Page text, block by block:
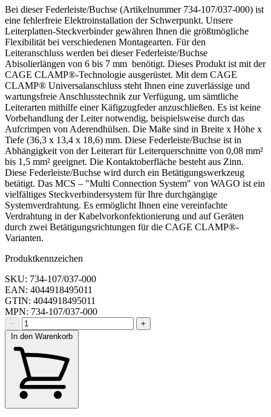
Bei dieser Federleiste/Buchse (Artikelnummer 734-107/037-000) ist
eine fehlerfreie Elektroinstallation der Schwerpunkt. Unsere
Leiterplatten-Steckverbinder gewähren Ihnen die größtmögliche
Flexibilität bei verschiedenen Montagearten. Für den
Leiteranschluss werden bei dieser Federleiste/Buchse
Abisolierlängen von 6 bis 7 mm benötigt. Dieses Produkt ist mit der
CAGE CLAMP®-Technologie ausgerüstet. Mit dem CAGE
CLAMP® Universalanschluss steht Ihnen eine zuverlässige und
wartungsfreie Anschlusstechnik zur Verfügung, um sämtliche
Leiterarten mithilfe einer Käfigzugfeder anzuschließen. Es ist keine
Vorbehandlung der Leiter notwendig, beispielsweise durch das
Aufcrimpen von Aderendhülsen. Die Maße sind in Breite x Höhe x
Tiefe (36,3 x 13,4 x 18,6) mm. Diese Federleiste/Buchse ist in
Abhängigkeit von der Leiterart für Leiterquerschnitte von 0,08 mm²
bis 1,5 mm² geeignet. Die Kontaktoberfläche besteht aus Zinn.
Diese Federleiste/Buchse wird durch ein Betätigungswerkzeug
betätigt. Das MCS – "Multi Connection System" von WAGO ist ein
vielfältiges Steckverbindersystem für Ihre durchgängige
Systemverdrahtung. Es ermöglicht Ihnen eine vereinfachte
Verdrahtung in der Kabelvorkonfektionierung und auf Geräten
durch zwei Betätigungsrichtungen für die CAGE CLAMP®-
Varianten.
Produktkennzeichen
SKU: 734-107/037-000
EAN: 4044918495011
GTIN: 4044918495011
MPN: 734-107/037-000
−
+
In den Warenkorb